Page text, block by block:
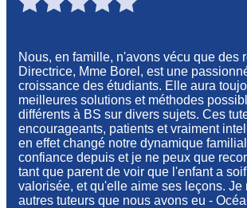
Nous, en famille, n'avons vécu que des
Directrice, Mme Borel, est une
croissance des étudiants. Elle aura
meilleures solutions et méthodes
différents à BS sur divers sujets. Ces
encourageants, patients et vraiment
en effet changé notre dynamique
confiance depuis et je ne peux que
tant que parent de voir que l'enfant a
valorisée, et qu'elle aime ses leçons.
autres tuteurs que nous avons eu -